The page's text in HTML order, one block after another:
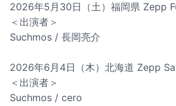
2026年5月30日（土）福岡県 Zepp
＜出演者＞
Suchmos / 長岡亮介
2026年6月4日（木）北海道 Zepp
＜出演者＞
Suchmos / cero